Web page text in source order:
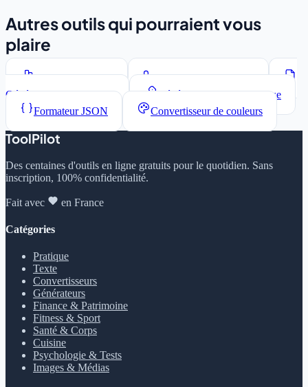
Autres outils qui pourraient vous
plaire
Compteur de mots
Convertisseur de casse
Générateur Lorem Ipsum
Générateur de mots de passe
Formateur JSON
Convertisseur de couleurs
ToolPilot
Des centaines d'outils en ligne gratuits pour le quotidien. Sans
inscription, 100% confidentialité.
Fait avec en France
Catégories
Pratique
Texte
Convertisseurs
Générateurs
Finance & Patrimoine
Fitness & Sport
Santé & Corps
Cuisine
Psychologie & Tests
Images & Médias